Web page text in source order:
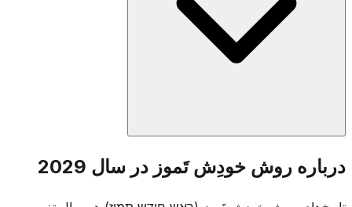
توسط موسی رَبِنو در این ماه رخ داد.
دعاهای استاندارد ראש חודש خوانده می‌شود: نیم הלל، יעלה
ויבוא، قرائت تورات و موساف. اگرچه خود ראש חודש روز
شادی‌آوری است، جامعه آگاه است که دوره سه هفته عزاداری در
درباره روش خودِش تَموز در سال 2029